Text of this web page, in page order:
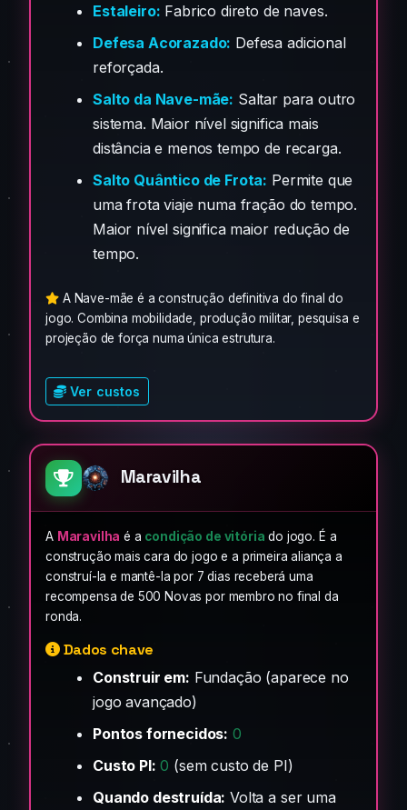
Estaleiro: Fabrico direto de naves.
Defesa Acorazado: Defesa adicional
reforçada.
Salto da Nave-mãe: Saltar para outro
sistema. Maior nível significa mais
distância e menos tempo de recarga.
Salto Quântico de Frota: Permite que
uma frota viaje numa fração do tempo.
Maior nível significa maior redução de
tempo.
A Nave-mãe é a construção definitiva do final do
jogo. Combina mobilidade, produção militar, pesquisa e
projeção de força numa única estrutura.
Ver custos
Maravilha
A Maravilha é a condição de vitória do jogo. É a
construção mais cara do jogo e a primeira aliança a
construí-la e mantê-la por 7 dias receberá uma
recompensa de 500 Novas por membro no final da
ronda.
Dados chave
Construir em: Fundação (aparece no
jogo avançado)
Pontos fornecidos: 0
Custo PI: 0 (sem custo de PI)
Quando destruída: Volta a ser uma